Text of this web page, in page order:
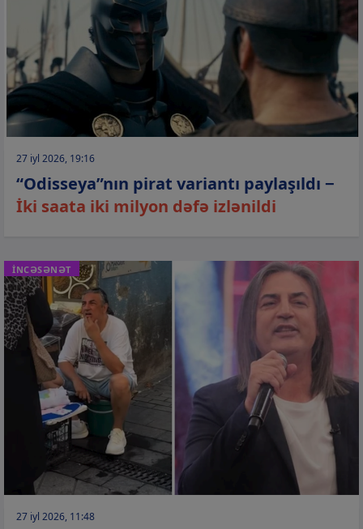
27 iyl 2026, 19:16
“Odisseya”nın pirat variantı paylaşıldı −
İki saata iki milyon dəfə izlənildi
İNCƏSƏNƏT
27 iyl 2026, 11:48